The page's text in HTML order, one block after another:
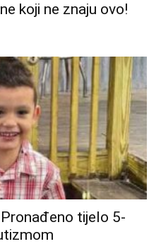
koji ne znaju ovo!
tijelo 5-